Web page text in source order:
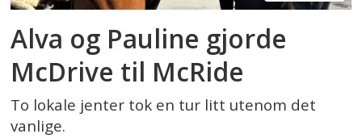
Alva og Pauline gjorde
McDrive til McRide
To lokale jenter tok en tur litt utenom det
vanlige.